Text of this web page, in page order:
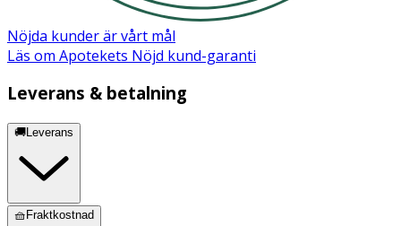
Nöjda kunder är vårt mål
Läs om Apotekets Nöjd kund-garanti
Leverans & betalning
🚚Leverans
🧺Fraktkostnad